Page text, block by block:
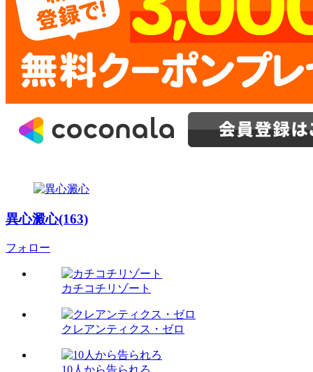
異心澱心(163)
フォロー
カチコチリゾート
クレアンティクス・ゼロ